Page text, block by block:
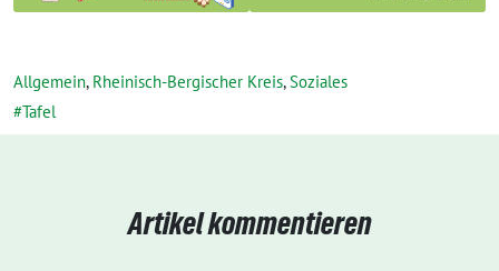
Allgemein, Rheinisch-Bergischer Kreis,Soziales
Tafel
Artikel kommentieren